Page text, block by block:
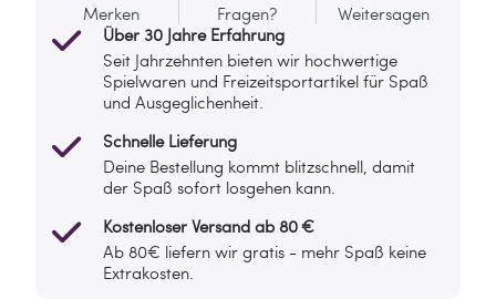
Merken Fragen?
Weitersagen
Über 30 Jahre Erfahrung
Seit Jahrzehnten bieten wir hochwertige
Spielwaren und Freizeitsportartikel für Spaß
und Ausgeglichenheit.
Schnelle Lieferung
Deine Bestellung kommt blitzschnell, damit
der Spaß sofort losgehen kann.
Kostenloser Versand ab 80 €
Ab 80€ liefern wir gratis - mehr Spaß keine
Extrakosten.